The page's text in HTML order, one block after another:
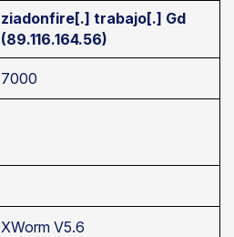
ziadonfire[.] trabajo[.] Gd
(89.116.164.56)
7000
XWorm V5.6